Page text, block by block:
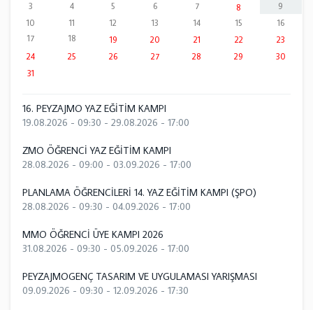
3
4 5 6 7 8
9
10
11 12 13 14 15
16
17
18 19 20 21 22
23
24
25 26 27 28 29
30
31
16. PEYZAJMO YAZ EĞİTİM KAMPI
19.08.2026 - 09:30 - 29.08.2026 - 17:00
ZMO ÖĞRENCİ YAZ EĞİTİM KAMPI
28.08.2026 - 09:00 - 03.09.2026 - 17:00
PLANLAMA ÖĞRENCİLERİ 14. YAZ EĞİTİM KAMPI (ŞPO)
28.08.2026 - 09:30 - 04.09.2026 - 17:00
MMO ÖĞRENCİ ÜYE KAMPI 2026
31.08.2026 - 09:30 - 05.09.2026 - 17:00
PEYZAJMOGENÇ TASARIM VE UYGULAMASI YARIŞMASI
09.09.2026 - 09:30 - 12.09.2026 - 17:30